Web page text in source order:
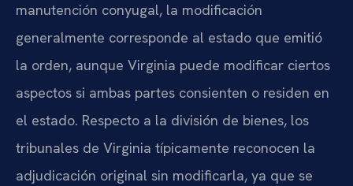
manutención conyugal, la modificación
generalmente corresponde al estado que emitió
la orden, aunque Virginia puede modificar ciertos
aspectos si ambas partes consienten o residen en
el estado. Respecto a la división de bienes, los
tribunales de Virginia típicamente reconocen la
adjudicación original sin modificarla, ya que se